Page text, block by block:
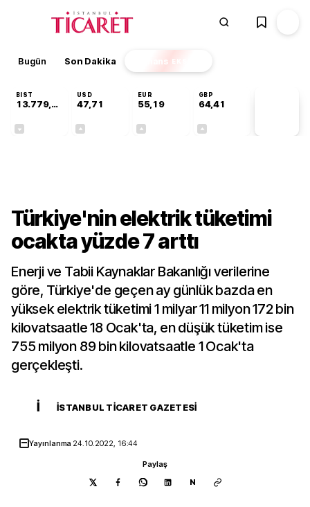
Bugün Son Dakika Finans EKSTRA
BIST
13.779,39
USD
47,71
EUR
55,19
GBP
64,41
Türkiye'nin elektrik tüketimi
ocakta yüzde 7 arttı
Enerji ve Tabii Kaynaklar Bakanlığı verilerine
göre, Türkiye'de geçen ay günlük bazda en
yüksek elektrik tüketimi 1 milyar 11 milyon 172 bin
kilovatsaatle 18 Ocak'ta, en düşük tüketim ise
755 milyon 89 bin kilovatsaatle 1 Ocak'ta
gerçekleşti.
İ İSTANBUL TICARET GAZETESI
Yayınlanma 24.10.2022, 16:44
Paylaş
N